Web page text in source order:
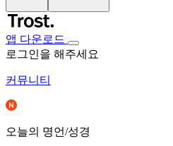
앱 다운로드
로그인을 해주세요
커뮤니티
오늘의 명언/성경